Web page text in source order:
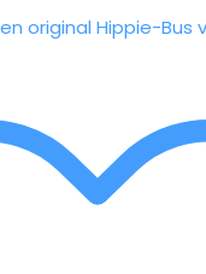
original Hippie-Bus